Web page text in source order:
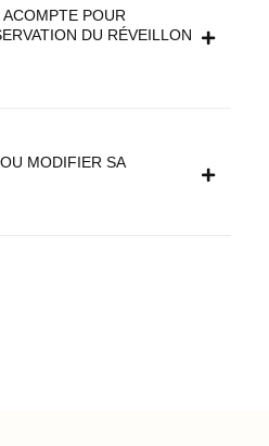
ACOMPTE POUR
DU RÉVEILLON
MODIFIER SA